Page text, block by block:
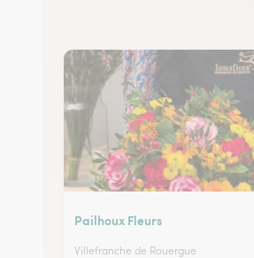
Pailhoux Fleurs
Villefranche de Rouergue